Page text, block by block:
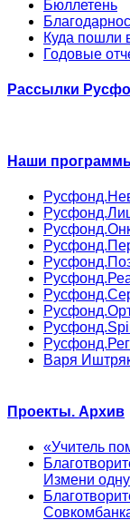
Бюллетень
Куда пошли
Годовые
Рассылки
Наши
Варя
Проекты. Архив
«Учитель
Измени